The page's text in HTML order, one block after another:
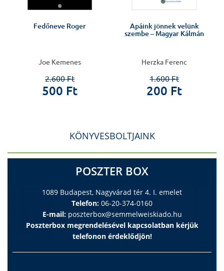
Fedőneve Roger
Joe Kemenes
2.600 Ft
500 Ft
Apáink jönnek velünk
szembe – Magyar Kálmán
Herzka Ferenc
1.600 Ft
200 Ft
KÖNYVESBOLTJAINK
POSZTER BOX
1089 Budapest, Nagyvárad tér 4. I. emelet
Telefon: 06-20-374-0160
E-mail: poszterbox@semmelweiskiado.hu
Poszterbox megrendelésével kapcsolatban kérjük
telefonon érdeklődjön!